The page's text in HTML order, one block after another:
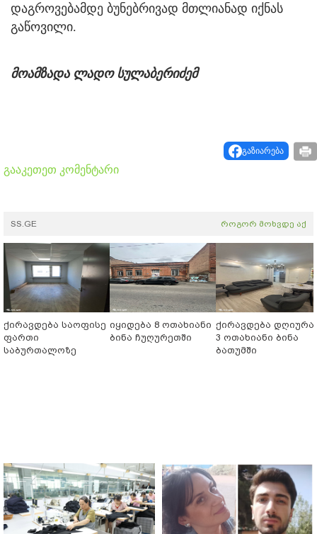
დაგროვებამდე ბუნებრივად მთლიანად იქნას
გაწოვილი.
მოამზადა ლადო სულაბერიძემ
გაზიარება
გააკეთეთ კომენტარი
SS.GE როგორ მოხვდე აქ
ქირავდება საოფისე
ფართი
საბურთალოზე
იყიდება 8 ოთახიანი
ბინა ჩუღურეთში
ქირავდება
3 ოთახიანი ბინა
ბათუმში